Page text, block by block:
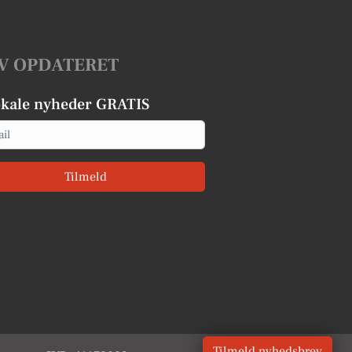
OPDATERET
nyheder GRATIS
Tilmeld